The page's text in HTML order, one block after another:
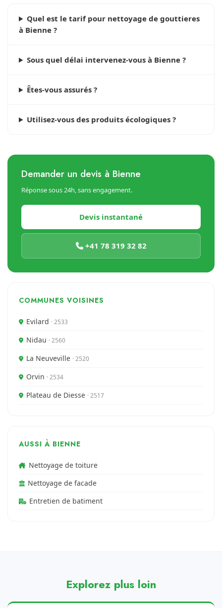
Quel est le tarif pour nettoyage de gouttieres
à Bienne ?
Sous quel délai intervenez-vous à Bienne ?
Êtes-vous assurés ?
Utilisez-vous des produits écologiques ?
Demander un devis à Bienne
Réponse sous 24h, sans engagement.
Devis instantané
+41 78 319 32 82
COMMUNES VOISINES
Evilard · 2533
Nidau · 2560
La Neuveville · 2520
Orvin · 2534
Plateau de Diesse · 2517
AUSSI À BIENNE
Nettoyage de toiture
Nettoyage de facade
Entretien de batiment
Explorez plus loin